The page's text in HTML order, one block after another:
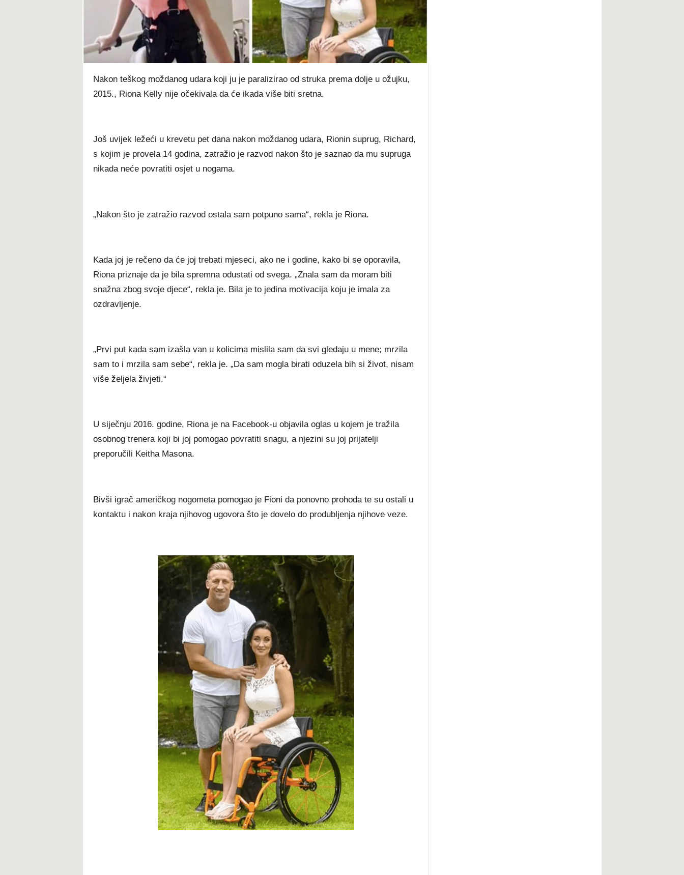
t
Nakon teškog moždanog udara koji ju je paralizirao od struka prema dolje u ožujku,
2015., Riona Kelly nije očekivala da će ikada više biti sretna.
Još uvijek ležeći u krevetu pet dana nakon moždanog udara, Rionin suprug, Richard,
s kojim je provela 14 godina, zatražio je razvod nakon što je saznao da mu supruga
nikada neće povratiti osjet u nogama.
„Nakon što je zatražio razvod ostala sam potpuno sama“, rekla je Riona.
Kada joj je rečeno da će joj trebati mjeseci, ako ne i godine, kako bi se oporavila,
Riona priznaje da je bila spremna odustati od svega. „Znala sam da moram biti
snažna zbog svoje djece“, rekla je. Bila je to jedina motivacija koju je imala za
ozdravljenje.
„Prvi put kada sam izašla van u kolicima mislila sam da svi gledaju u mene; mrzila
sam to i mrzila sam sebe“, rekla je. „Da sam mogla birati oduzela bih si život, nisam
više željela živjeti.“
U siječnju 2016. godine, Riona je na Facebook-u objavila oglas u kojem je tražila
osobnog trenera koji bi joj pomogao povratiti snagu, a njezini su joj prijatelji
preporučili Keitha Masona.
Bivši igrač američkog nogometa pomogao je Fioni da ponovno prohoda te su ostali u
kontaktu i nakon kraja njihovog ugovora što je dovelo do produbljenja njihove veze.